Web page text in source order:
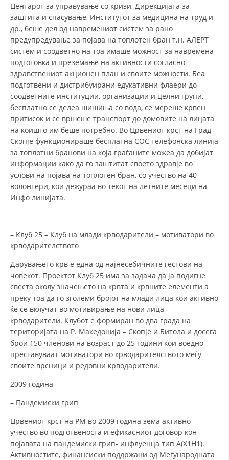
Центарот за управување со кризи, Дирекцијата за
заштита и спасување, Институтот за медицина на труд и
др., беше дел од навремениот систем за рано
предупредување за појава на топлотен бран т.н. АЛЕРТ
систем и соодветно на тоа имаше можност за навремена
подготовка и преземање на активности согласно
здравствениот акционен план и своите можности. Беа
подготвени и дистрибуирани едукативни флаери до
соодветните институции, организации и целни групи,
бесплатно се делеа шишиња со вода, се мереше крвен
притисок и се вршеше транспорт до домовите на лицата
на коишто им беше потребно. Во Црвениот крст на Град
Скопје функционираше бесплатна СОС телефонска линија
за топлотни бранови на која граѓаните можеа да добијат
информации како да го заштитат своето здравје во
услови на појава на топлотен бран, со учество на 40
волонтери, кои дежураа во текот на летните месеци на
Инфо линијата.
– Клуб 25 – Клуб на млади крводарители – мотиватори во
крводарителството
Дарувањето крв е една од најнесебичните гестови на
човекот. Проектот Клуб 25 има за задача да ја подигне
свеста околу значењето на крвта и крвните елементи а
преку тоа да го зголеми бројот на млади лица кои активно
ќе се вклучат во мотивирање на нови лица –
крводарители. Клубот е формиран во два града на
територијата на Р. Македонија – Скопје и Битола и досега
брои 150 членови на возраст до 25 години кои воедно
преставуваат мотиватори во крводарителството меѓу
своите врсници и редовни крводарители.
2009 година
– Пандемиски грип
Црвениот крст на РМ во 2009 година зема активно
учество во подготвеноста и ефикасниот договор кон
појавата на пандемиски грип- инфлуенца тип А(Х1Н1).
Активностите, финансиски поддржани од Меѓународната